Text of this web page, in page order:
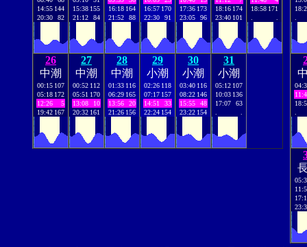
14:55 144
20:30
82
15:38 155
21:12
84
16:18 164
21:52
88
16:57 170
22:30
91
17:36 173
23:05
96
18:16 174
23:40 101
18:58 171
26
中潮
00:15 107
05:18 172
12:26
5
19:42 167
27
中潮
00:52 112
05:51 170
13:08
10
20:32 161
28
中潮
01:33 116
06:29 165
13:56
20
21:26 156
29
小潮
02:26 118
07:17 157
14:51
33
22:24 154
30
小潮
03:40 116
08:22 146
15:55
48
23:22 154
31
小潮
05:12 107
10:03 136
17:07
63